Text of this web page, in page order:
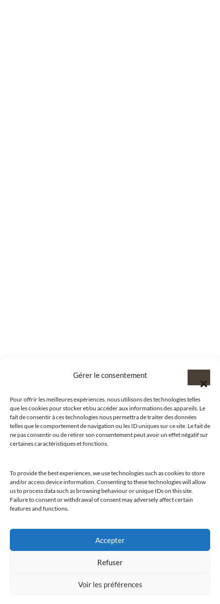
Gérer le consentement
Pour offrir les meilleures expériences, nous utilisons des technologies telles
que les cookies pour stocker et/ou accéder aux informations des appareils. Le
fait de consentir à ces technologies nous permettra de traiter des données
telles que le comportement de navigation ou les ID uniques sur ce site. Le fait de
ne pas consentir ou de retirer son consentement peut avoir un effet négatif sur
certaines caractéristiques et fonctions.
To provide the best experiences, we use technologies such as cookies to store
and/or access device information. Consenting to these technologies will allow
us to process data such as browsing behaviour or unique IDs on this site.
Failure to consent or withdrawal of consent may adversely affect certain
features and functions.
Accepter
Refuser
Voir les préférences
@clubamilcar
LUXURY SELECTIONS BY CLUB AMILCAR